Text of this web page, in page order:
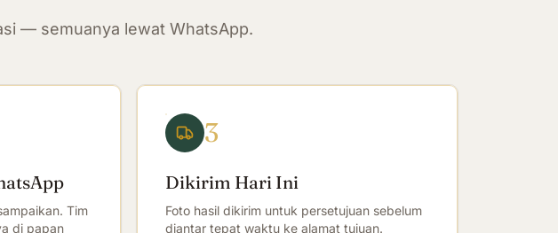
— semuanya lewat WhatsApp.
Tim
di papan
3
Dikirim Hari Ini
Foto hasil dikirim untuk persetujuan sebelum
diantar tepat waktu ke alamat tujuan.